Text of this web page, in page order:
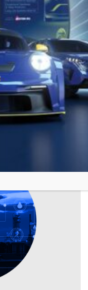
свят предлагат
на високо
морски